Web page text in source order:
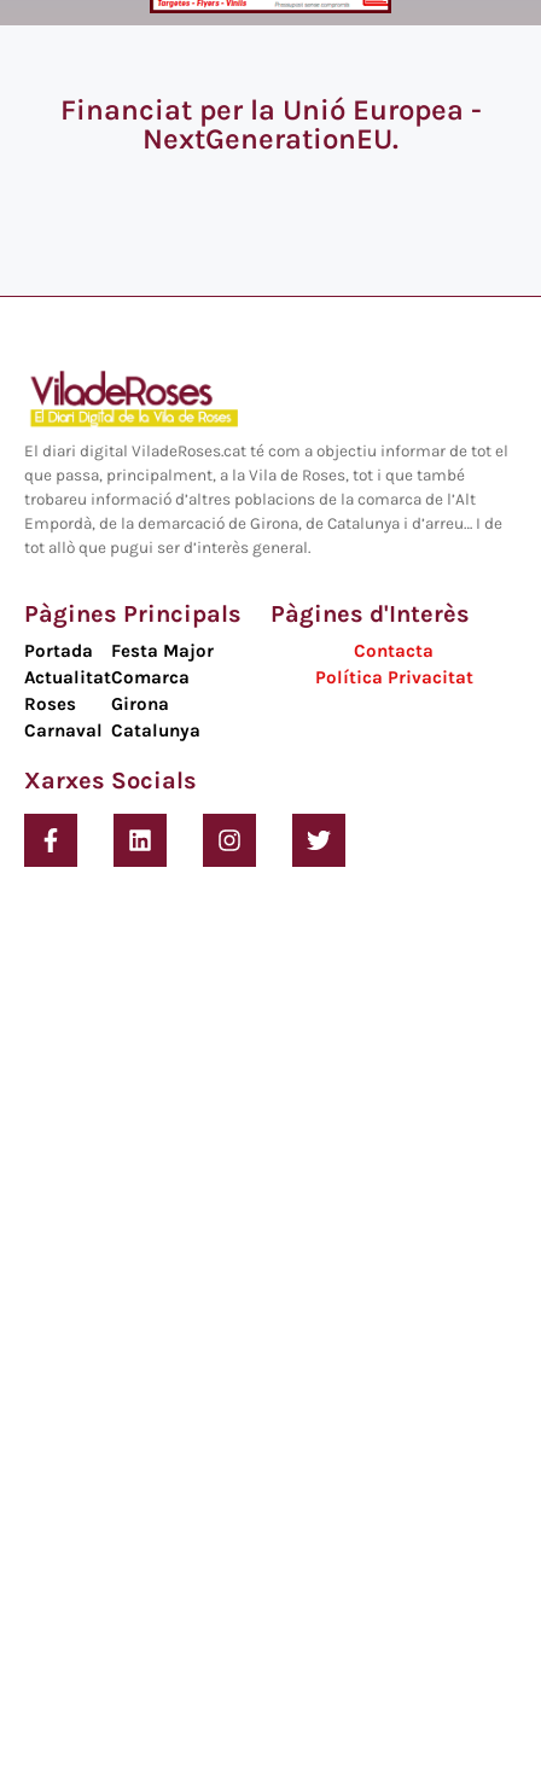
Financiat per la Unió Europea -
NextGenerationEU.
El diari digital ViladeRoses.cat té com a objectiu informar de tot el
que passa, principalment, a la Vila de Roses, tot i que també
trobareu informació d’altres poblacions de la comarca de l’Alt
Empordà, de la demarcació de Girona, de Catalunya i d’arreu… I de
tot allò que pugui ser d’interès general.
Pàgines Principals
Portada
Actualitat
Roses
Carnaval
Festa Major
Comarca
Girona
Catalunya
Pàgines d'Interès
Contacta
Política Privacitat
Xarxes Socials